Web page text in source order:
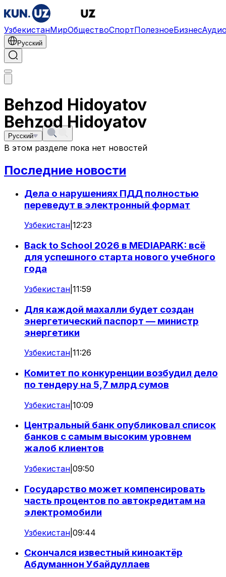
УзбекистанМирОбществоСпортПолезноеБизнес
Русский
Behzod Hidoyatov
Русский
Behzod Hidoyatov
В этом разделе пока нет новостей
Последние новости
Дела о нарушениях ПДД полностью
переведут в электронный формат
Узбекистан 12:23
Back to School 2026 в MEDIAPARK: всё
для успешного старта нового учебного
года
Узбекистан 11:59
Для каждой махалли будет создан
энергетический паспорт — министр
энергетики
Узбекистан 11:26
Комитет по конкуренции возбудил дело
по тендеру на 5,7 млрд сумов
Узбекистан 10:09
Центральный банк опубликовал список
банков с самым высоким уровнем
жалоб клиентов
Узбекистан 09:50
Государство может компенсировать
часть процентов по автокредитам на
электромобили
Узбекистан 09:44
Скончался известный киноактёр
Абдуманнон Убайдуллаев